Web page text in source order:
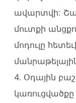
ավարտվի:
մուտքի
մոդուլը
4. Օդային
կառուցվածքը